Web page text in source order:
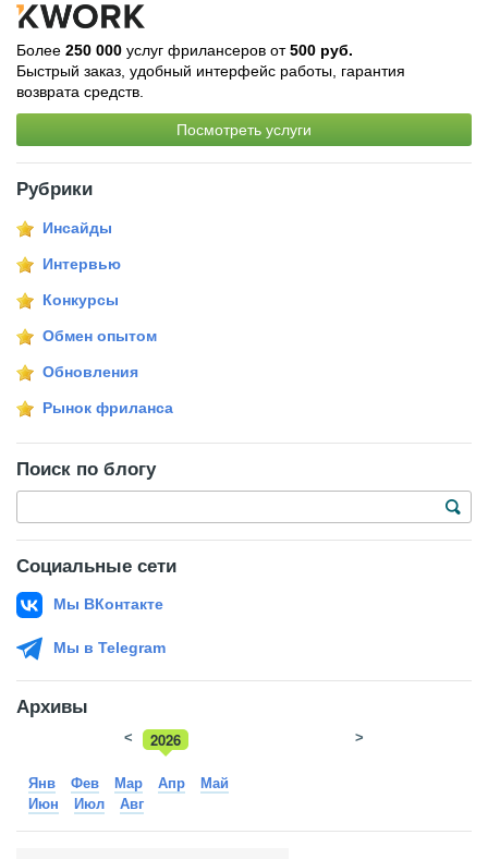
Более 250 000 услуг фрилансеров от500 руб.
Быстрый заказ, удобный интерфейс работы, гарантия
возврата средств.
Посмотреть услуги
Рубрики
Инсайды
Интервью
Конкурсы
Обмен опытом
Обновления
Рынок фриланса
Поиск по блогу
Социальные сети
Мы ВКонтакте
Мы в Telegram
Архивы
2026
2025
< >
Янв Фев Мар Апр
Май
Июн
Июл Авг